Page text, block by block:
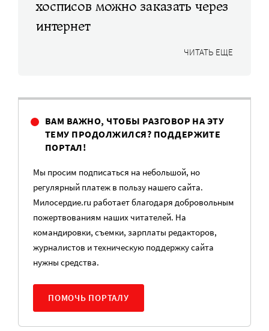
хосписов можно заказать через
интернет
ЧИТАТЬ ЕЩЕ
ВАМ ВАЖНО, ЧТОБЫ РАЗГОВОР НА ЭТУ
ТЕМУ ПРОДОЛЖИЛСЯ? ПОДДЕРЖИТЕ
ПОРТАЛ!
Мы просим подписаться на небольшой, но
регулярный платеж в пользу нашего сайта.
Милосердие.ru работает благодаря добровольным
пожертвованиям наших читателей. На
командировки, съемки, зарплаты редакторов,
журналистов и техническую поддержку сайта
нужны средства.
ПОМОЧЬ ПОРТАЛУ